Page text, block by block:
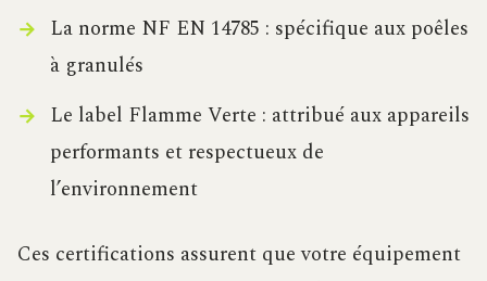
La norme NF EN 14785 : spécifique aux poêles
à granulés
Le label Flamme Verte : attribué aux appareils
performants et respectueux de
l’environnement
Ces certifications assurent que votre équipement